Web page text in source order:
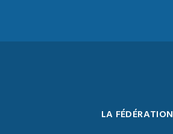
LA FÉDÉRATION